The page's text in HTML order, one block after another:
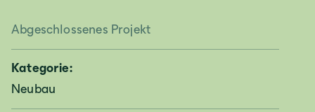
Abgeschlossenes Projekt
Kategorie:
Neubau